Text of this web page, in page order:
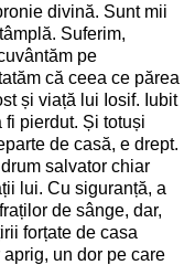
divină. Sunt mii
Suferim,
pe
că ceea ce părea
și viață lui Iosif. Iubit
pierdut. Și totuși
de casă, e drept.
salvator chiar
lui. Cu siguranță, a
de sânge, dar,
forțate de casa
un dor pe care